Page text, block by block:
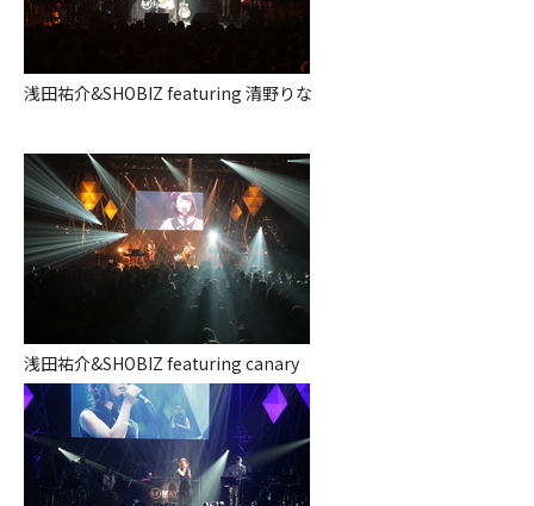
浅田祐介&SHOBIZ featuring 清野りな
浅田祐介&SHOBIZ featuring canary